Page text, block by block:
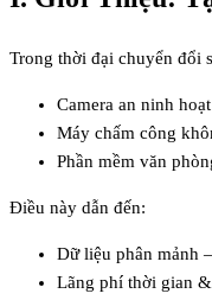
Trong thời đại chuyển đổi
Camera an ninh
Máy chấm công
Phần mềm văn
Điều này dẫn đến:
Dữ liệu phân mảnh
Lãng phí thời gian